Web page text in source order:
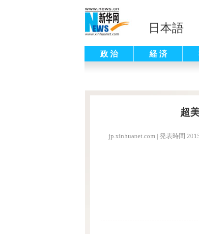
日本語
政 治 経 済
超
jp.xinhuanet.com | 発表時間